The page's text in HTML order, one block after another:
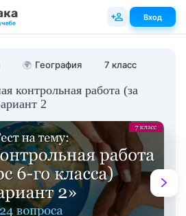
🌍 География 7 класс
контрольная работа (за
2
Вход